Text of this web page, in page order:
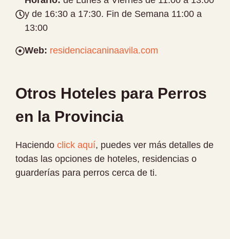
y de 16:30 a 17:30. Fin de Semana 11:00 a
13:00
Web: residenciacaninaavila.com
Otros Hoteles para Perros
en la Provincia
Haciendo click aquí, puedes ver más detalles de
todas las opciones de hoteles, residencias o
guarderías para perros cerca de ti.